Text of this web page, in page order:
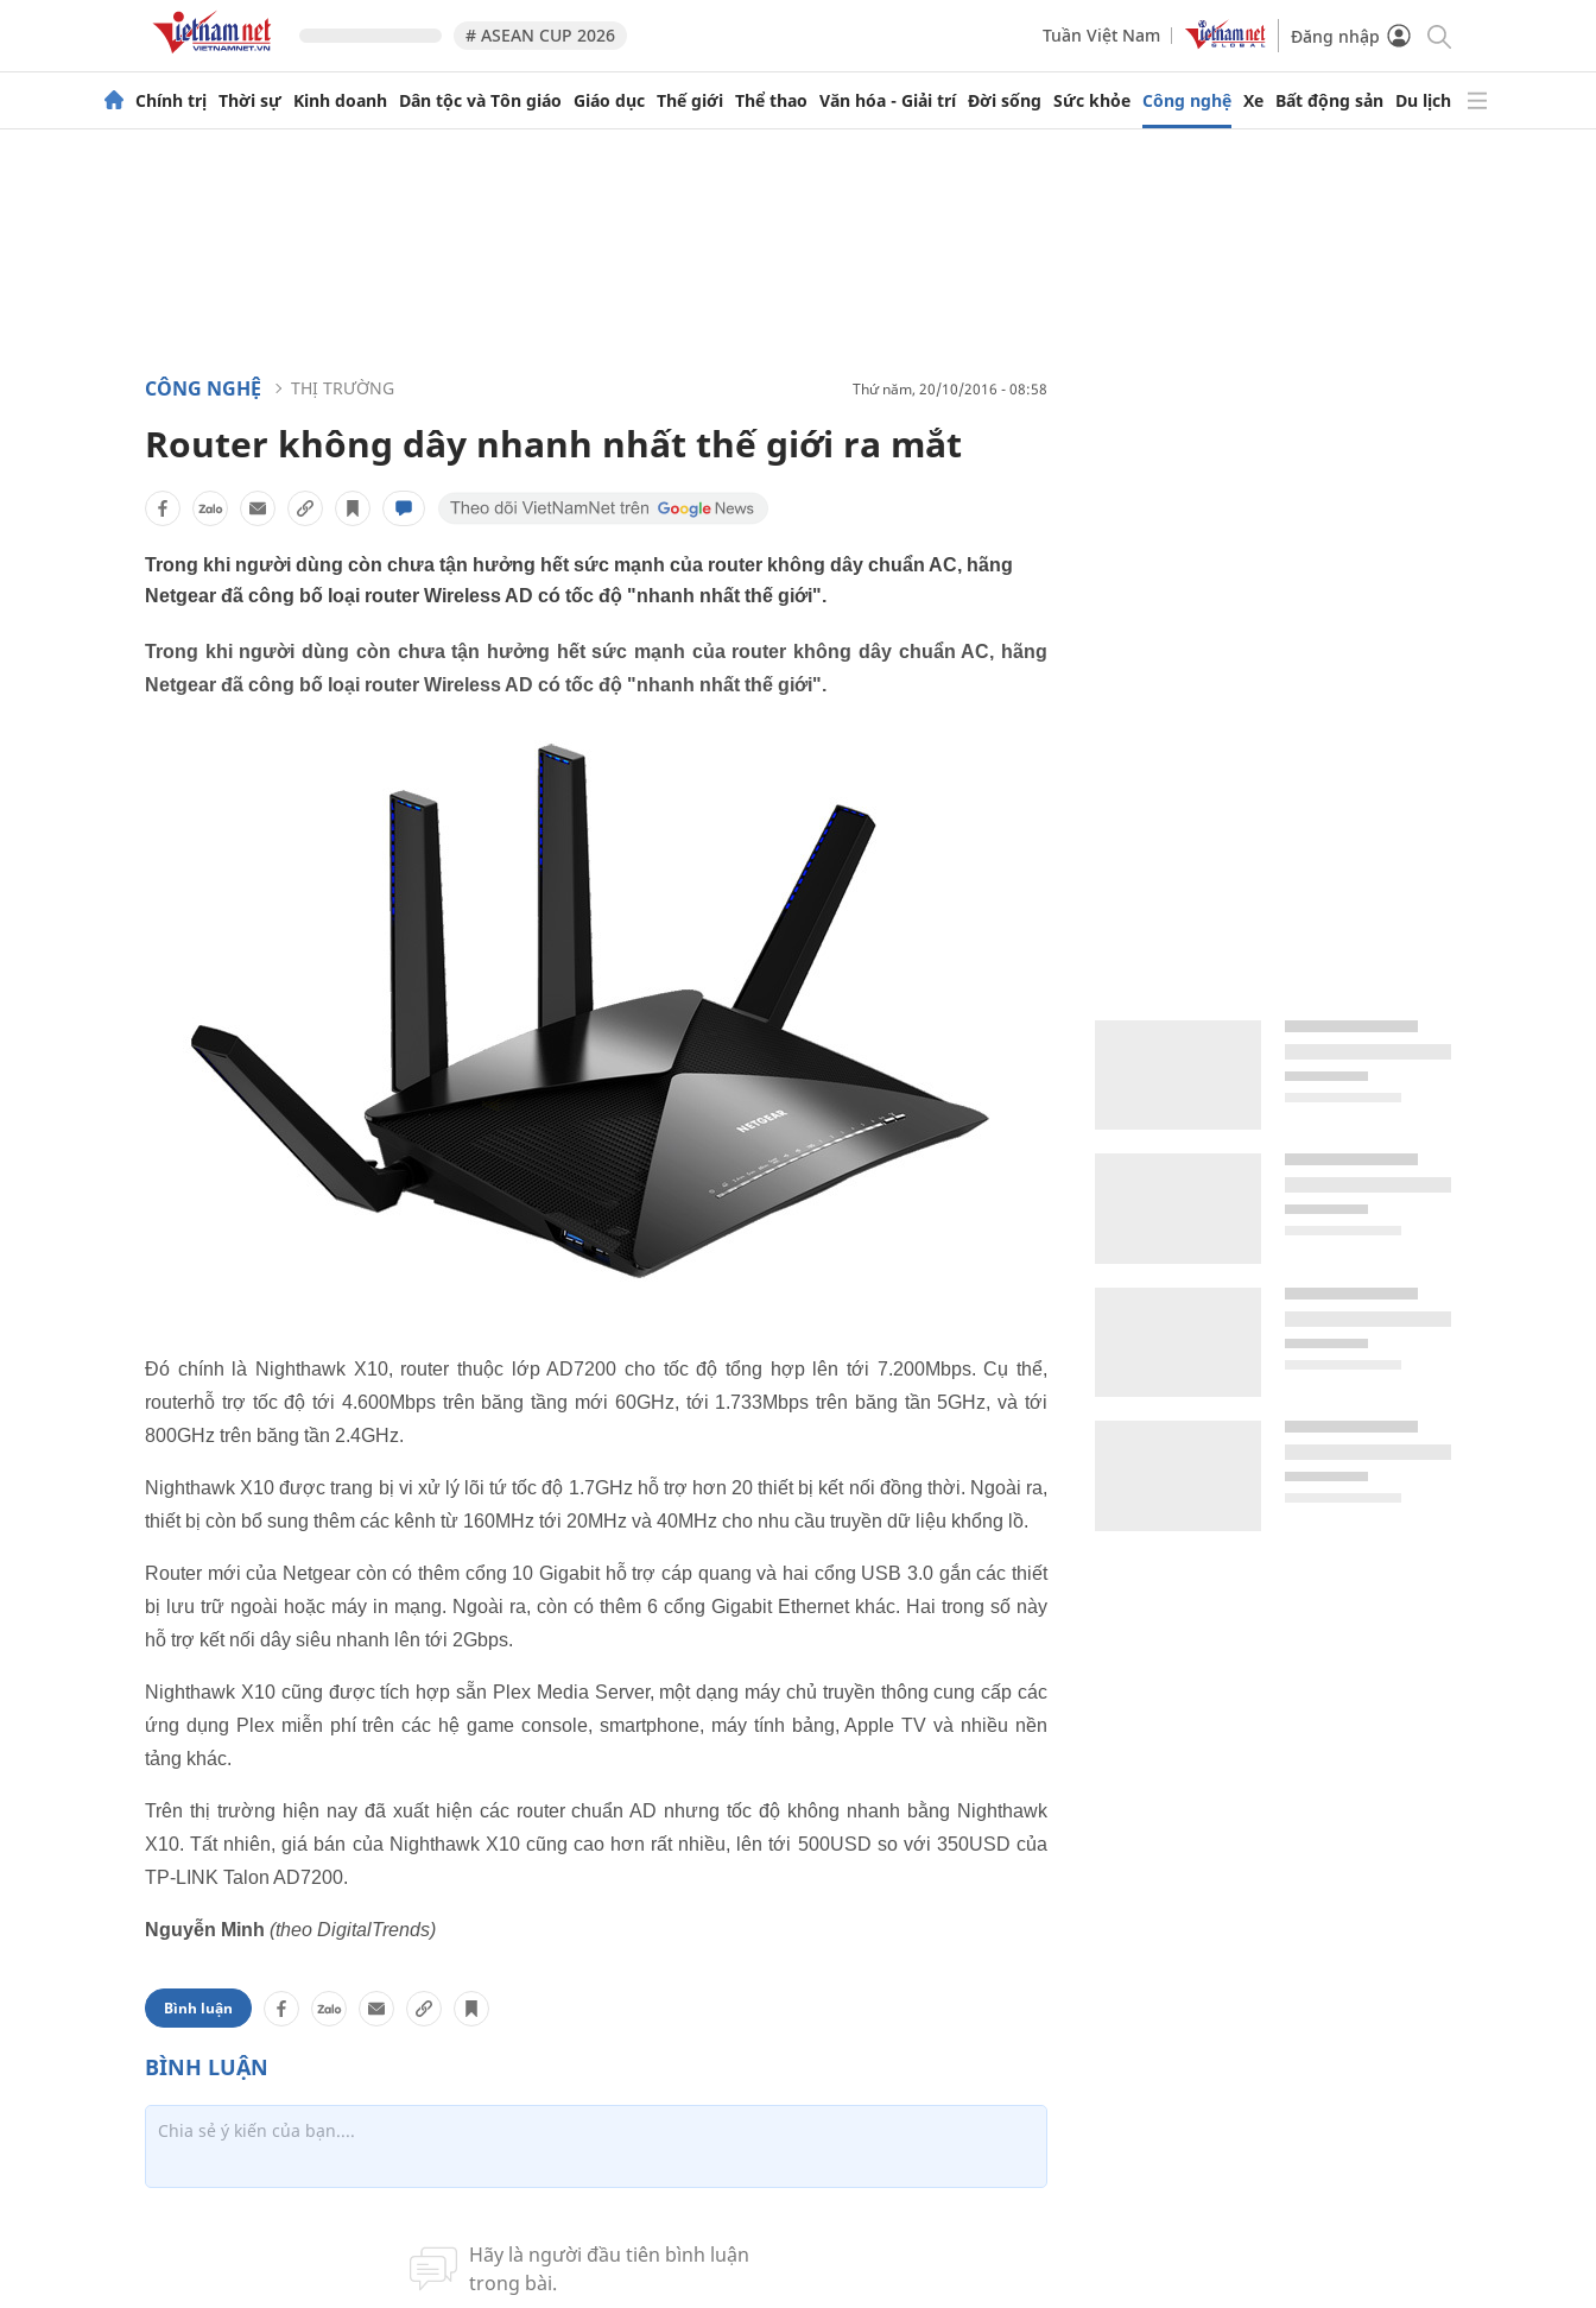
# ASEAN CUP 2026 Tuần Việt Nam Đăng nhập
Chính trị Thời sự Kinh doanh Dân tộc và Tôn giáo Giáo dục Thế giới Thể thao Văn hóa - Giải trí Đời sống Sức khỏe Công nghệ Xe Bất động sản Du lịch
CÔNG NGHỆ THỊ TRƯỜNG thứ năm, 20/10/2016 - 08:58
Router không dây nhanh nhất thế giới ra mắt
Trong khi người dùng còn chưa tận hưởng hết sức mạnh của router không dây chuẩn AC, hãng
Netgear đã công bố loại router Wireless AD có tốc độ "nhanh nhất thế giới".
Trong khi người dùng còn chưa tận hưởng hết sức mạnh của router không dây chuẩn AC, hãng
Netgear đã công bố loại router Wireless AD có tốc độ "nhanh nhất thế giới".
Đó chính là Nighthawk X10, router thuộc lớp AD7200 cho tốc độ tổng hợp lên tới 7.200Mbps. Cụ thể,
routerhỗ trợ tốc độ tới 4.600Mbps trên băng tầng mới 60GHz, tới 1.733Mbps trên băng tần 5GHz, và tới
800GHz trên băng tần 2.4GHz.
Nighthawk X10 được trang bị vi xử lý lõi tứ tốc độ 1.7GHz hỗ trợ hơn 20 thiết bị kết nối đồng thời. Ngoài ra,
thiết bị còn bổ sung thêm các kênh từ 160MHz tới 20MHz và 40MHz cho nhu cầu truyền dữ liệu khổng lồ.
Router mới của Netgear còn có thêm cổng 10 Gigabit hỗ trợ cáp quang và hai cổng USB 3.0 gắn các thiết
bị lưu trữ ngoài hoặc máy in mạng. Ngoài ra, còn có thêm 6 cổng Gigabit Ethernet khác. Hai trong số này
hỗ trợ kết nối dây siêu nhanh lên tới 2Gbps.
Nighthawk X10 cũng được tích hợp sẵn Plex Media Server, một dạng máy chủ truyền thông cung cấp các
ứng dụng Plex miễn phí trên các hệ game console, smartphone, máy tính bảng, Apple TV và nhiều nền
tảng khác.
Trên thị trường hiện nay đã xuất hiện các router chuẩn AD nhưng tốc độ không nhanh bằng Nighthawk
X10. Tất nhiên, giá bán của Nighthawk X10 cũng cao hơn rất nhiều, lên tới 500USD so với 350USD của
TP-LINK Talon AD7200.
Nguyễn Minh (theo DigitalTrends)
Bình luận